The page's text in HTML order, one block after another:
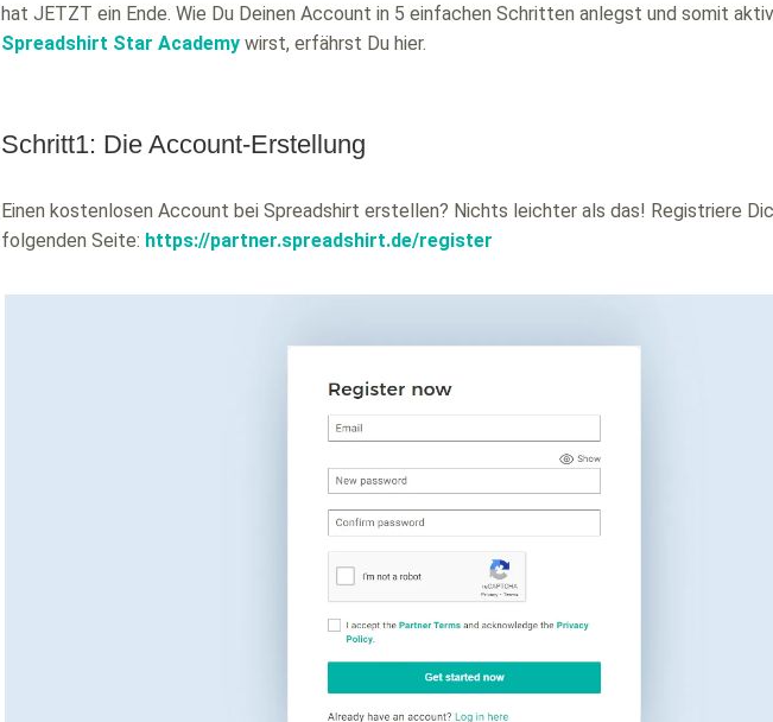
hat JETZT ein Ende. Wie Du Deinen Account in 5 einfachen Schritten anlegst und somit
Spreadshirt Star Academy wirst, erfährst Du hier.
Schritt1: Die Account-Erstellung
Einen kostenlosen Account bei Spreadshirt erstellen? Nichts leichter als das! Registriere
folgenden Seite: https://partner.spreadshirt.de/register